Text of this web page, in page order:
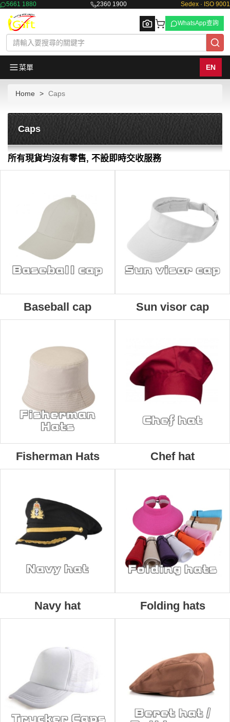
5661 1880 2360 1900 Sedex · ISO 9001
WhatsApp查詢
菜單 EN
Home Caps
Caps
所有現貨均沒有零售, 不設即時交收服務
Baseball cap Sun visor cap
Fisherman Hats Chef hat
Navy hat Folding hats